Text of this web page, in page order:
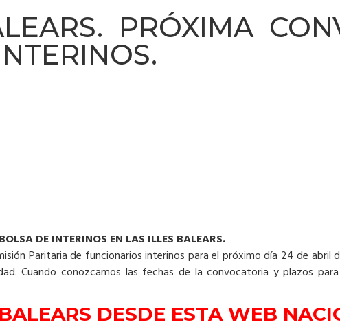
PRÓXIMA
DE INTERINOS EN LAS ILLES BALEARS.
Paritaria de funcionarios interinos para el próximo día 24 de abril
Cuando conozcamos las fechas de la convocatoria y plazos
DESDE ESTA WEB